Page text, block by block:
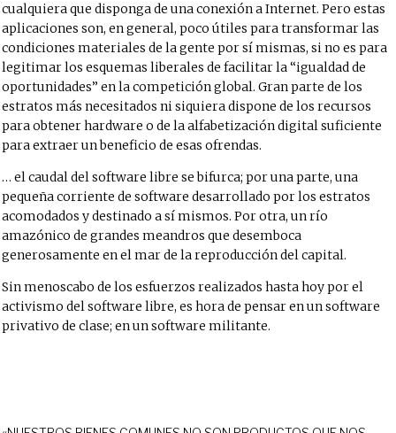
cualquiera que disponga de una conexión a Internet. Pero estas
aplicaciones son, en general, poco útiles para transformar las
condiciones materiales de la gente por sí mismas, si no es para
legitimar los esquemas liberales de facilitar la “igualdad de
oportunidades” en la competición global. Gran parte de los
estratos más necesitados ni siquiera dispone de los recursos
para obtener hardware o de la alfabetización digital suficiente
para extraer un beneficio de esas ofrendas.
… el caudal del software libre se bifurca; por una parte, una
pequeña corriente de software desarrollado por los estratos
acomodados y destinado a sí mismos. Por otra, un río
amazónico de grandes meandros que desemboca
generosamente en el mar de la reproducción del capital.
Sin menoscabo de los esfuerzos realizados hasta hoy por el
activismo del software libre, es hora de pensar en un software
privativo de clase; en un software militante.